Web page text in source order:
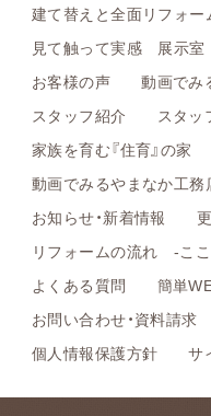
建て替えと全面リフォー
見て触って実感 展示室
お客様の声
動画でみ
スタッフ紹介
スタッ
家族を育む『住育』の家
動画でみるやまなか工務
お知らせ・新着情報
リフォームの流れ -ここ
よくある質問
簡単
お問い合わせ・資料請求
個人情報保護方針
サ